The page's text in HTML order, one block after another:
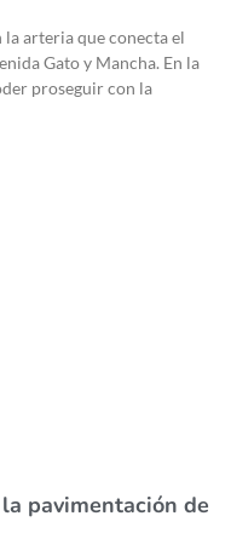
arteria que conecta el
Gato y Mancha. En la
proseguir con la
pavimentación de